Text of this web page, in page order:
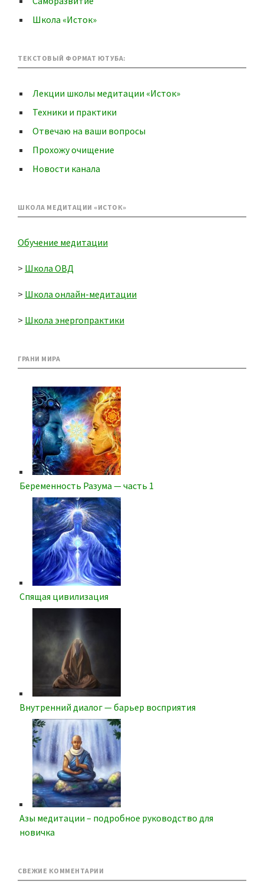
Школа «Исток»
ТЕКСТОВЫЙ ФОРМАТ ЮТУБА:
Лекции школы медитации «Исток»
Техники и практики
Отвечаю на ваши вопросы
Прохожу очищение
Новости канала
ШКОЛА МЕДИТАЦИИ «ИСТОК»
Обучение медитации
> Школа ОВД
> Школа онлайн-медитации
> Школа энергопрактики
ГРАНИ МИРА
Беременность Разума — часть 1
Спящая цивилизация
Внутренний диалог — барьер восприятия
Азы медитации – подробное руководство для
новичка
СВЕЖИЕ КОММЕНТАРИИ